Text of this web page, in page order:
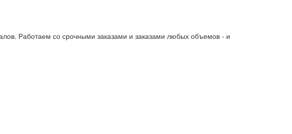
Работаем со срочными заказами и заказами любых объемов - и